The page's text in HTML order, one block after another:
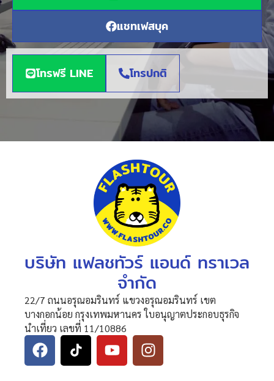
แชทเฟสบุค
โทรฟรี LINE โทรปกติ
บริษัท แฟลชทัวร์ แอนด์ ทราเวล
จำกัด
22/7 ถนนอรุณอมรินทร์ แขวงอรุณอมรินทร์ เขต
บางกอกน้อย กรุงเทพมหานคร ใบอนุญาตประกอบธุรกิจ
นำเที่ยว เลขที่ 11/10886